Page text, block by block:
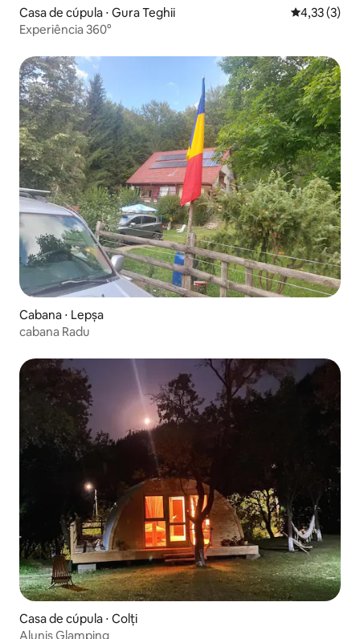
Casa de cúpula ⋅ Gura Teghii 4,33 de
4,33 (3)
Experiência 360°
Cabana ⋅ Lepșa
cabana Radu
Casa de cúpula ⋅ Colți
Alunis Glamping